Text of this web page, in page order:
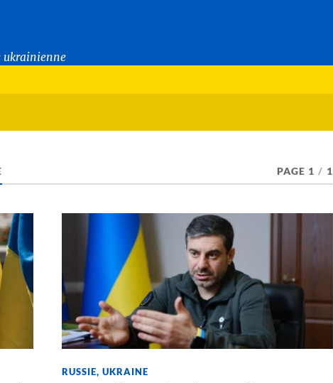
ukrainienne
PAGE 1 / 1
RUSSIE, UKRAINE